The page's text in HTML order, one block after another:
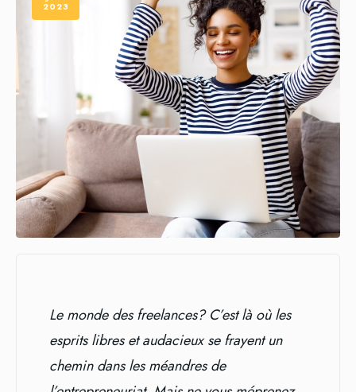
Le monde des freelances? C’est là où les
esprits libres et audacieux se frayent un
chemin dans les méandres de
2023